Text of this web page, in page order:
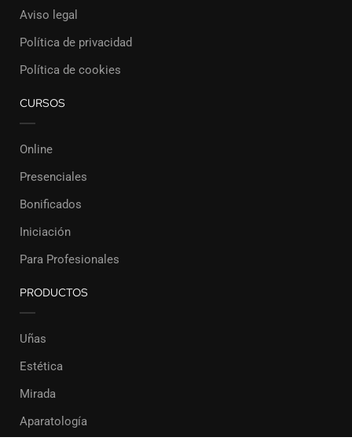
Aviso legal
Política de privacidad
Política de cookies
CURSOS
Online
Presenciales
Bonificados
Iniciación
Para Profesionales
PRODUCTOS
Uñas
Estética
Mirada
Aparatología